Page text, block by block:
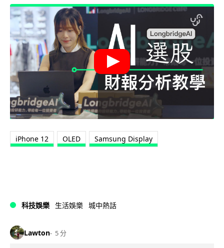
iPhone 12 OLED Samsung Display
科技娛樂 生活娛樂 城中熱話
Lawton 5 分